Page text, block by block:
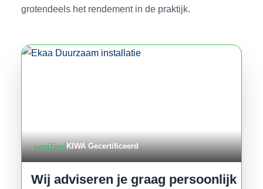
grotendeels het rendement in de praktijk.
verifiedKIWA Gecertificeerd
Wij adviseren je graag persoonlijk